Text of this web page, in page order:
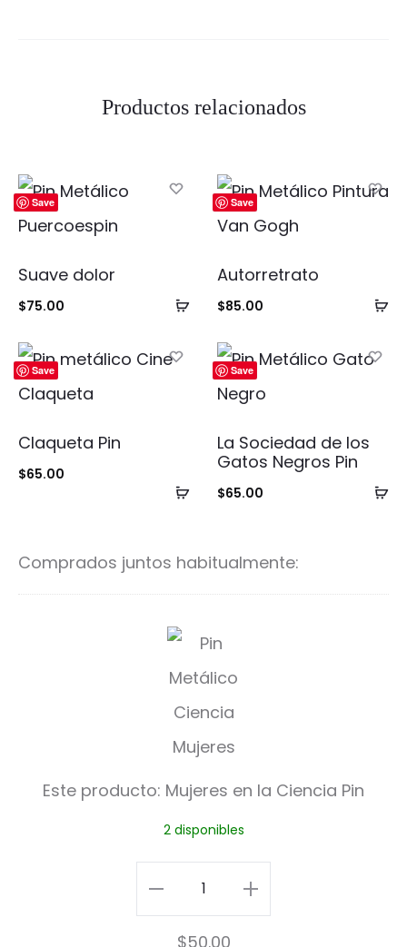
Productos relacionados
Save
Añadir
carrito
Suave dolor
$75.00
Save
Autorretrato
$85.00
Save
Añadir
Claqueta Pin
$65.00
Save
La Sociedad de los
Gatos Negros Pin
$65.00
Comprados juntos habitualmente:
M
u
j
e
s
n
Este producto: Mujeres en la Ciencia Pin
2 disponibles
Mujeres
en
$50.00